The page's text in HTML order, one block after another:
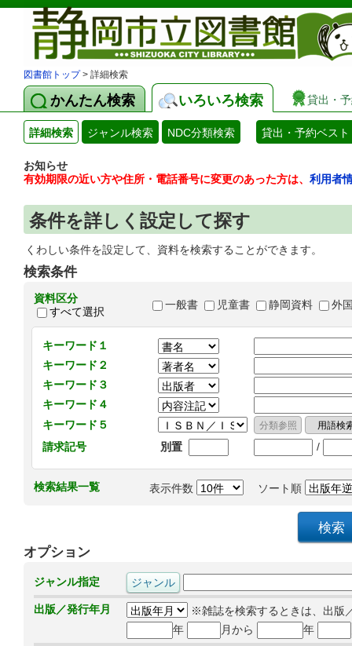
図書館トップ> 詳細検索
かんたん検索 いろいろ検索 貸出・
詳細検索 ジャンル検索 NDC分類検索 貸出・予約ベスト
お知らせ
有効期限の近い方や住所・電話番号に変更のあった方は、 利用者
条件を詳しく設定して探す
くわしい条件を設定して、資料を検索することができます。
検索条件
資料区分
すべて選択
一般書 児童書 静岡資料 外
キーワード１
キーワード２
キーワード３
キーワード４
キーワード５
請求記号
別置 /
検索結果一覧 表示件数 ソート順
オプション
ジャンル指定
出版／発行年月
※雑誌を検索するときは、出版
年
月から 年